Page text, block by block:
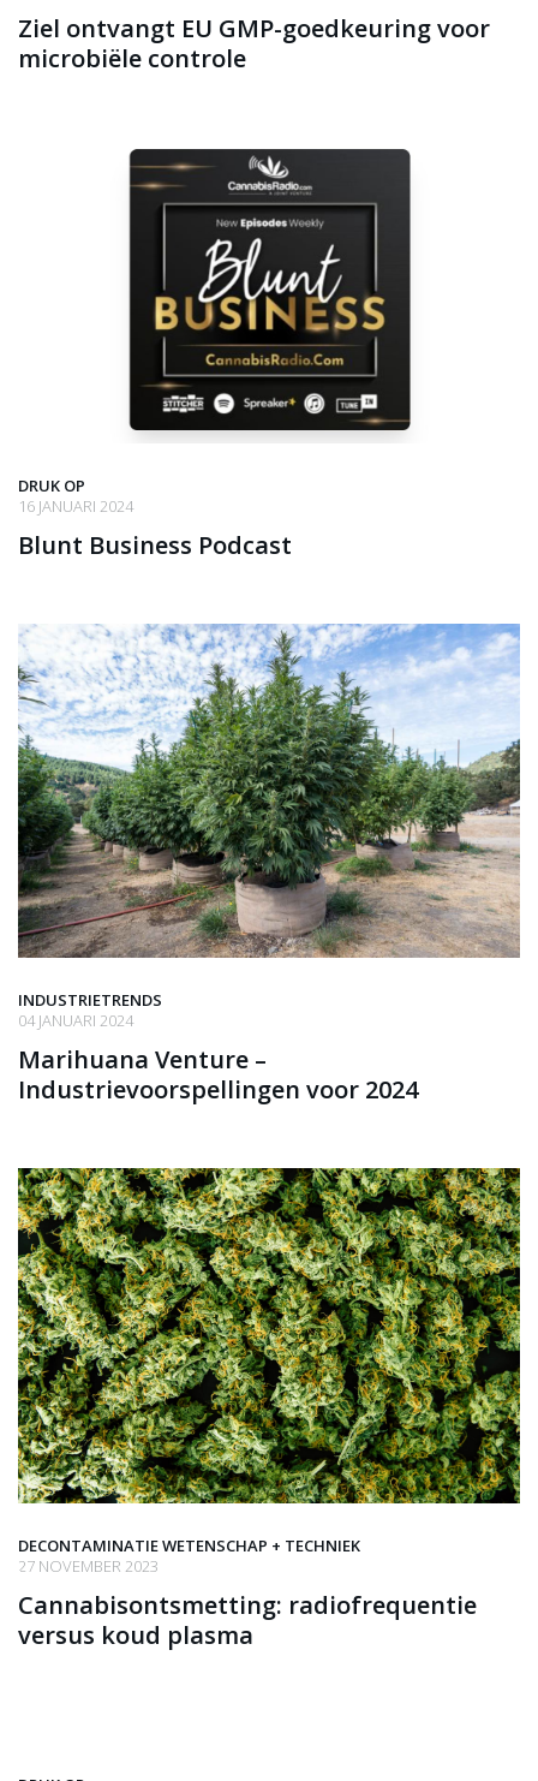
Ziel ontvangt EU GMP-goedkeuring voor
microbiële controle
DRUK OP
16 JANUARI 2024
Blunt Business Podcast
INDUSTRIETRENDS
04 JANUARI 2024
Marihuana Venture –
Industrievoorspellingen voor 2024
DECONTAMINATIE WETENSCHAP + TECHNIEK
27 NOVEMBER 2023
Cannabisontsmetting: radiofrequentie
versus koud plasma